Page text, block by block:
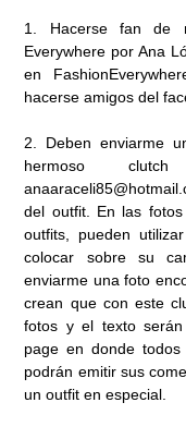
1. Hacerse fan de
Everywhere por Ana
en
hacerse amigos del
2. Deben enviarme
hermoso
del outfit. En las
outfits, pueden
colocar sobre su
enviarme una foto
crean que con este
fotos y el texto
page en donde todos
podrán emitir sus
un outfit en especial.